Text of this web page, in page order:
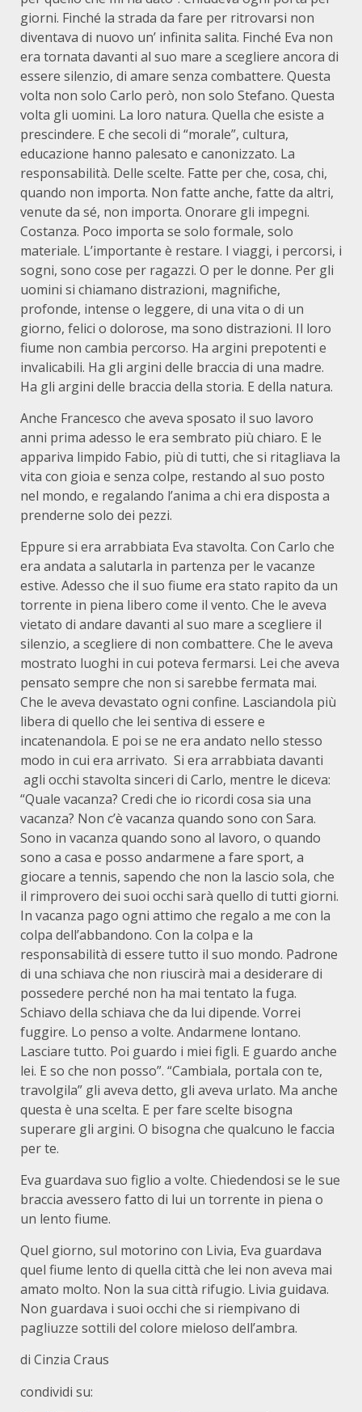
giorni. Finché la strada da fare per ritrovarsi non
diventava di nuovo un’ infinita salita. Finché Eva non
era tornata davanti al suo mare a scegliere ancora di
essere silenzio, di amare senza combattere. Questa
volta non solo Carlo però, non solo Stefano. Questa
volta gli uomini. La loro natura. Quella che esiste a
prescindere. E che secoli di “morale”, cultura,
educazione hanno palesato e canonizzato. La
responsabilità. Delle scelte. Fatte per che, cosa, chi,
quando non importa. Non fatte anche, fatte da altri,
venute da sé, non importa. Onorare gli impegni.
Costanza. Poco importa se solo formale, solo
materiale. L’importante è restare. I viaggi, i percorsi, i
sogni, sono cose per ragazzi. O per le donne. Per gli
uomini si chiamano distrazioni, magnifiche,
profonde, intense o leggere, di una vita o di un
giorno, felici o dolorose, ma sono distrazioni. Il loro
fiume non cambia percorso. Ha argini prepotenti e
invalicabili. Ha gli argini delle braccia di una madre.
Ha gli argini delle braccia della storia. E della natura.
Anche Francesco che aveva sposato il suo lavoro
anni prima adesso le era sembrato più chiaro. E le
appariva limpido Fabio, più di tutti, che si ritagliava la
vita con gioia e senza colpe, restando al suo posto
nel mondo, e regalando l’anima a chi era disposta a
prenderne solo dei pezzi.
Eppure si era arrabbiata Eva stavolta. Con Carlo che
era andata a salutarla in partenza per le vacanze
estive. Adesso che il suo fiume era stato rapito da un
torrente in piena libero come il vento. Che le aveva
vietato di andare davanti al suo mare a scegliere il
silenzio, a scegliere di non combattere. Che le aveva
mostrato luoghi in cui poteva fermarsi. Lei che aveva
pensato sempre che non si sarebbe fermata mai.
Che le aveva devastato ogni confine. Lasciandola più
libera di quello che lei sentiva di essere e
incatenandola. E poi se ne era andato nello stesso
modo in cui era arrivato. Si era arrabbiata davanti
agli occhi stavolta sinceri di Carlo, mentre le diceva:
“Quale vacanza? Credi che io ricordi cosa sia una
vacanza? Non c’è vacanza quando sono con Sara.
Sono in vacanza quando sono al lavoro, o quando
sono a casa e posso andarmene a fare sport, a
giocare a tennis, sapendo che non la lascio sola, che
il rimprovero dei suoi occhi sarà quello di tutti giorni.
In vacanza pago ogni attimo che regalo a me con la
colpa dell’abbandono. Con la colpa e la
responsabilità di essere tutto il suo mondo. Padrone
di una schiava che non riuscirà mai a desiderare di
possedere perché non ha mai tentato la fuga.
Schiavo della schiava che da lui dipende. Vorrei
fuggire. Lo penso a volte. Andarmene lontano.
Lasciare tutto. Poi guardo i miei figli. E guardo anche
lei. E so che non posso”. “Cambiala, portala con te,
travolgila” gli aveva detto, gli aveva urlato. Ma anche
questa è una scelta. E per fare scelte bisogna
superare gli argini. O bisogna che qualcuno le faccia
per te.
Eva guardava suo figlio a volte. Chiedendosi se le sue
braccia avessero fatto di lui un torrente in piena o
un lento fiume.
Quel giorno, sul motorino con Livia, Eva guardava
quel fiume lento di quella città che lei non aveva mai
amato molto. Non la sua città rifugio. Livia guidava.
Non guardava i suoi occhi che si riempivano di
pagliuzze sottili del colore mieloso dell’ambra.
di Cinzia Craus
condividi su: